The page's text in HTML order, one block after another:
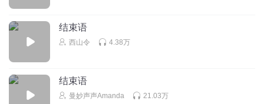
结束语
西山令 4.38万
结束语
曼妙声声Amanda 21.03万